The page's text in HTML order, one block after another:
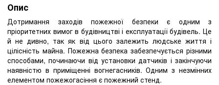
Опис
Дотримання заходів пожежної безпеки є одним з
пріоритетних вимог в будівництві і експлуатації будівель. Це
й не дивно, так як від цього залежить людське життя і
цілісність майна. Пожежна безпека забезпечується різними
способами, починаючи від установки датчиків і закінчуючи
наявністю в приміщенні вогнегасників. Одним з незмінних
елементом пожежогасіння є пожежний стенд.